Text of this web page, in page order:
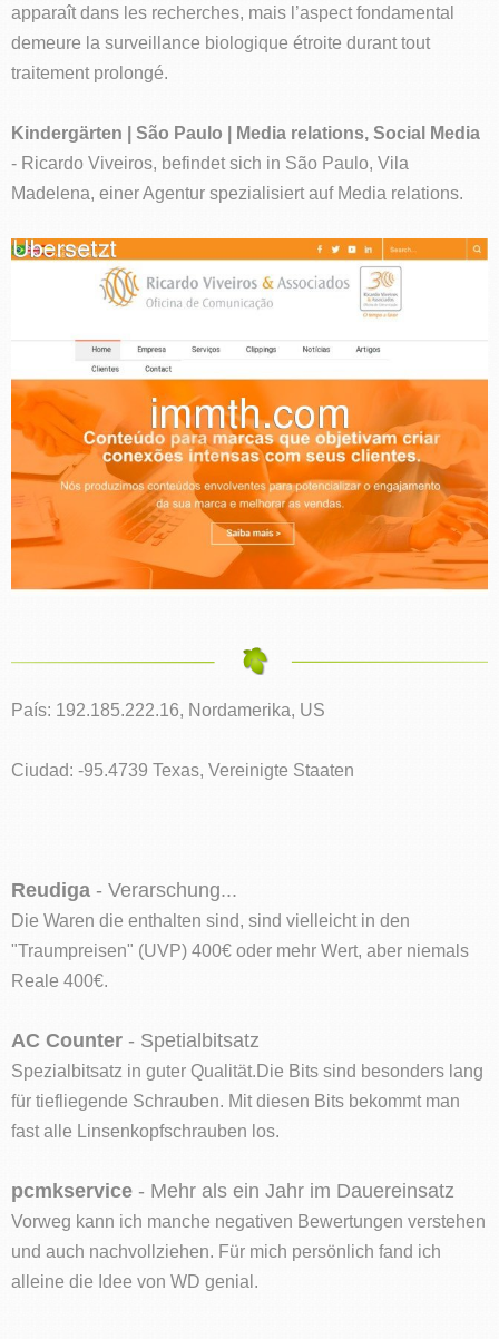
apparaît dans les recherches, mais l’aspect fondamental
demeure la surveillance biologique étroite durant tout
traitement prolongé.
Kindergärten | São Paulo | Media relations, Social Media
- Ricardo Viveiros, befindet sich in São Paulo, Vila
Madelena, einer Agentur spezialisiert auf Media relations.
País: 192.185.222.16, Nordamerika, US
Ciudad: -95.4739 Texas, Vereinigte Staaten
Reudiga - Verarschung...
Die Waren die enthalten sind, sind vielleicht in den
"Traumpreisen" (UVP) 400€ oder mehr Wert, aber niemals
Reale 400€.
AC Counter - Spetialbitsatz
Spezialbitsatz in guter Qualität.Die Bits sind besonders lang
für tiefliegende Schrauben. Mit diesen Bits bekommt man
fast alle Linsenkopfschrauben los.
pcmkservice - Mehr als ein Jahr im Dauereinsatz
Vorweg kann ich manche negativen Bewertungen verstehen
und auch nachvollziehen. Für mich persönlich fand ich
alleine die Idee von WD genial.